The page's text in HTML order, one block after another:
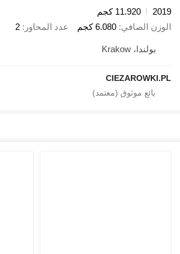
2019
11.920 كجم
الوزن الصافي 6.080 كجم عدد المحاور 2
بولندا، Krakow
CIEZAROWKI.PL